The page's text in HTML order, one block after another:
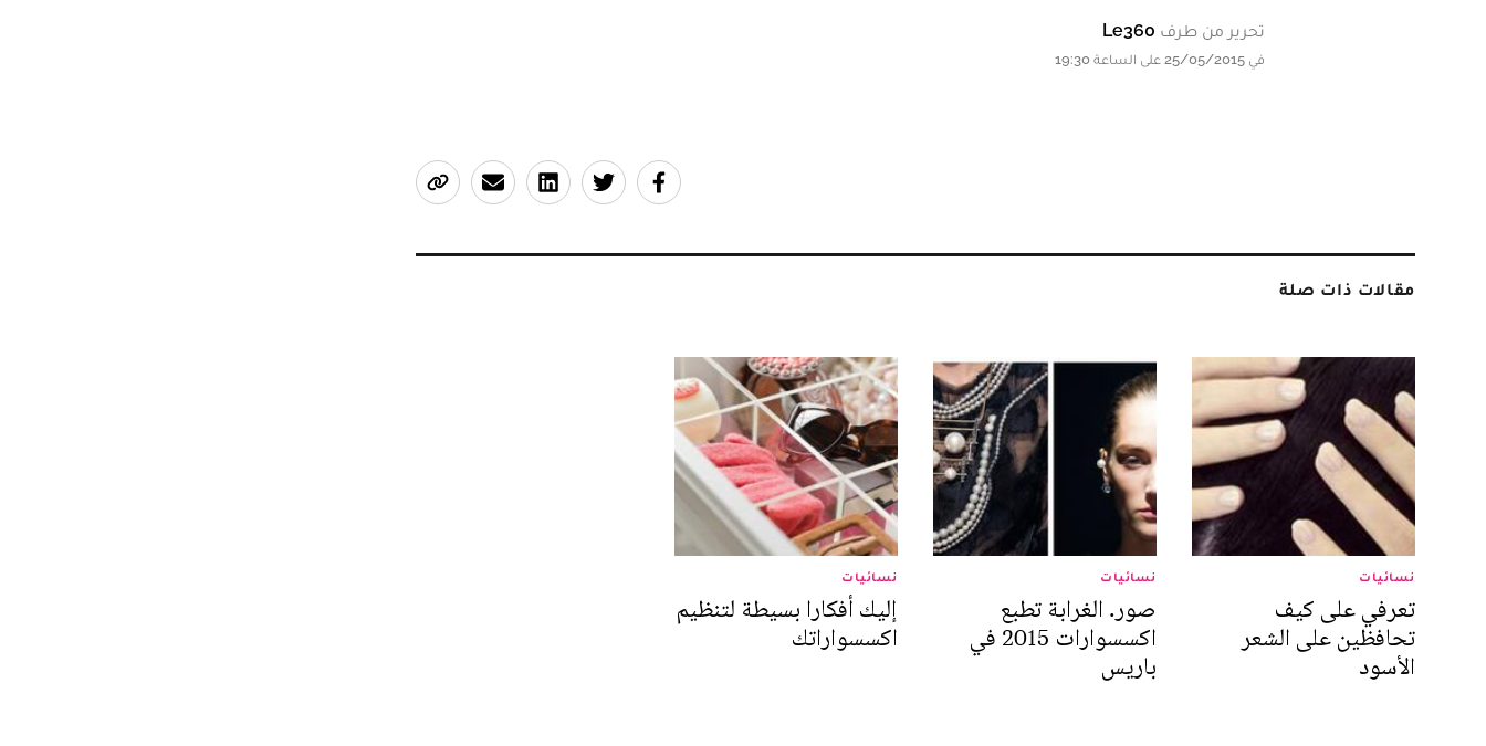
تحرير من طرف Le360
في 25/05/2015 على الساعة 19:30
مقالات ذات صلة
نسائيات
تعرفي على كيف
تحافظين على الشعر
الأسود
نسائيات
صور. الغرابة تطبع
اكسسوارات 2015 في
باريس
نسائيات
إليك أفكارا بسيطة لتنظيم
اكسسواراتك